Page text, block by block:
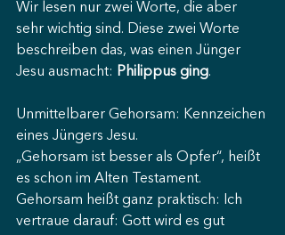
Wir lesen nur zwei Worte, die aber
sehr wichtig sind. Diese zwei Worte
beschreiben das, was einen Jünger
Jesu ausmacht: Philippus ging.
Unmittelbarer Gehorsam: Kennzeichen
eines Jüngers Jesu.
„Gehorsam ist besser als Opfer“, heißt
es schon im Alten Testament.
Gehorsam heißt ganz praktisch: Ich
vertraue darauf: Gott wird es gut